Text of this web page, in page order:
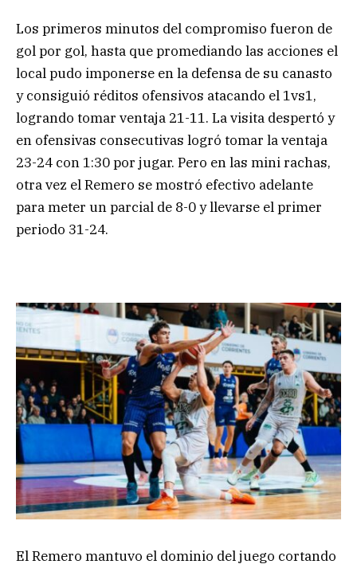
Los primeros minutos del compromiso fueron de
gol por gol, hasta que promediando las acciones el
local pudo imponerse en la defensa de su canasto
y consiguió réditos ofensivos atacando el 1vs1,
logrando tomar ventaja 21-11. La visita despertó y
en ofensivas consecutivas logró tomar la ventaja
23-24 con 1:30 por jugar. Pero en las mini rachas,
otra vez el Remero se mostró efectivo adelante
para meter un parcial de 8-0 y llevarse el primer
periodo 31-24.
El Remero mantuvo el dominio del juego cortando